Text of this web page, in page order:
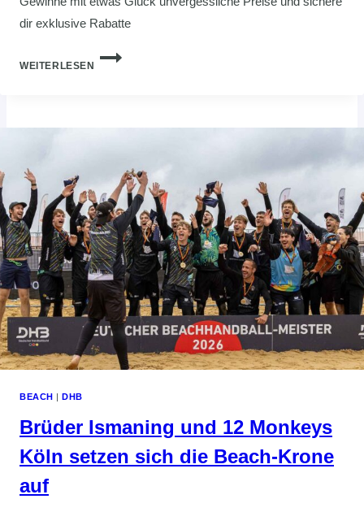
dir exklusive Rabatte
WEITERLESEN
JETZT
DEIN
HANDBALL.NET-
PROFIL
AUS
BEACH DHB
Brüder Ismaning und 12 Monkeys
Köln setzen sich die Beach-Krone
auf